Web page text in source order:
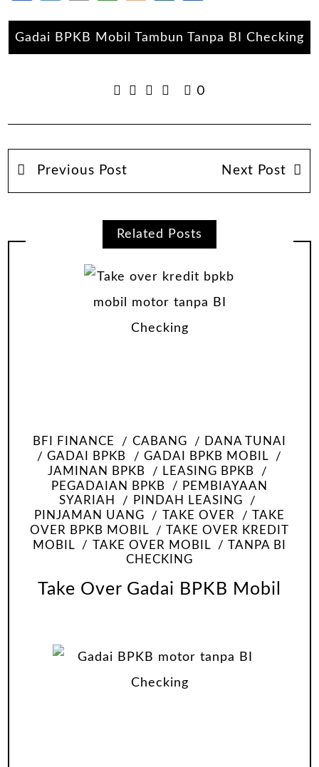
Gadai BPKB Mobil Tambun Tanpa BI Checking
0
Previous Post Next Post
Related Posts
BFI FINANCE CABANG
DANA TUNAI
GADAI BPKB
GADAI BPKB MOBIL
JAMINAN BPKB
LEASING BPKB
PEGADAIAN BPKB
PEMBIAYAAN
SYARIAH
PINDAH LEASING
PINJAMAN UANG
TAKE OVER
TAKE
OVER BPKB MOBIL
TAKE OVER KREDIT
MOBIL
TAKE OVER MOBIL
TANPA BI
CHECKING
Take Over Gadai BPKB Mobil